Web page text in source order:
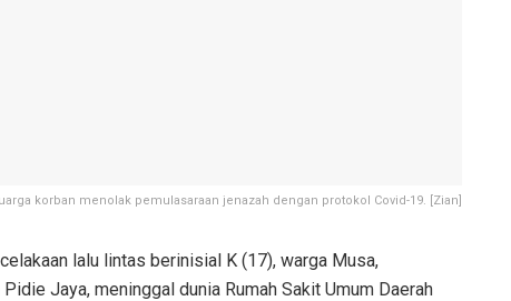
korban menolak pemulasaraan jenazah dengan protokol Covid-19. [Zian]
lalu lintas berinisial K (17), warga Musa,
Jaya, meninggal dunia Rumah Sakit Umum Daerah